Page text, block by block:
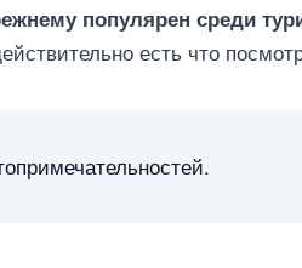
популярен среди
есть что